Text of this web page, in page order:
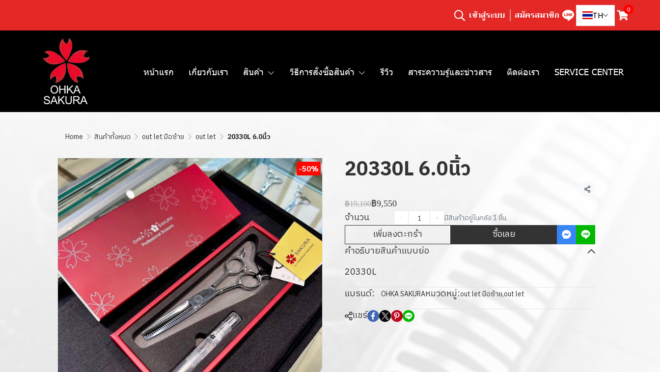
เข้าสู่ระบบ สมัครสมาชิก TH
0
หน้าแรก เกี่ยวกับเรา สินค้า วิธีการสั่งซื้อสินค้า รีวิว สาระความรู้และข่าวสาร ติดต่อเรา SERVICE CENTER
Home สินค้าทั้งหมด out let มือซ้าย out let 20330L 6.0นิ้ว
-50% 20330L 6.0นิ้ว
แชร์
฿19,100฿9,550
จำนวน มีสินค้าอยู่ในคลัง 1 ชิ้น
เพิ่มลงตะกร้า
ซื้อเลย
คำอธิบายสินค้าแบบย่อ
20330L
แบรนด์:
OHKA SAKURAหมวดหมู่:out let มือซ้าย,out let
แชร์